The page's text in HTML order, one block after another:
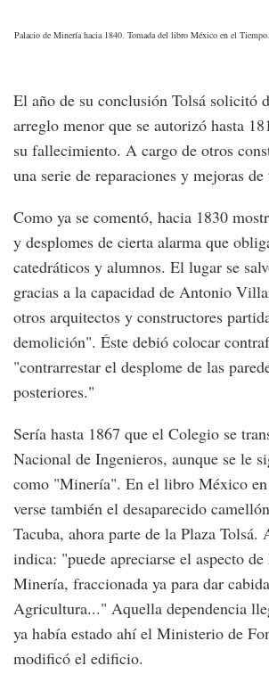
Palacio de Minería hacia 1840. Tomada del libro México en el
El año de su conclusión Tolsá solicitó
arreglo menor que se autorizó hasta
su fallecimiento. A cargo de otros
una serie de reparaciones y mejoras
Como ya se comentó, hacia 1830
y desplomes de cierta alarma que
catedráticos y alumnos. El lugar se
gracias a la capacidad de Antonio
otros arquitectos y constructores
demolición". Éste debió colocar
"contrarrestar el desplome de las
posteriores."
Sería hasta 1867 que el Colegio se
Nacional de Ingenieros, aunque se le
como "Minería". En el libro México
verse también el desaparecido
Tacuba, ahora parte de la Plaza Tolsá.
indica: "puede apreciarse el aspecto
Minería, fraccionada ya para dar
Agricultura..." Aquella dependencia
ya había estado ahí el Ministerio de
modificó el edificio.